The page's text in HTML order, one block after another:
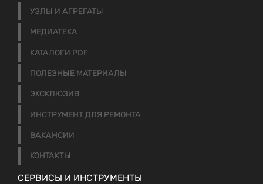
УЗЛЫ И АГРЕГАТЫ
МЕДИАТЕКА
КАТАЛОГИ PDF
ПОЛЕЗНЫЕ МАТЕРИАЛЫ
ЭКСКЛЮЗИВ
ИНСТРУМЕНТ ДЛЯ РЕМОНТА
ВАКАНСИИ
КОНТАКТЫ
СЕРВИСЫ И ИНСТРУМЕНТЫ